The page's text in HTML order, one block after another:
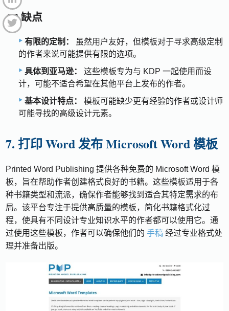
6.2 缺点
有限的定制：
虽然用户友好，但模板对于寻求高级定制
的作者来说可能提供有限的选项。
具体到亚马逊：
这些模板专为与 KDP 一起使用而设
计，可能不适合希望在其他平台上发布的作者。
基本设计特点：
模板可能缺少更有经验的作者或设计师
可能寻找的高级设计元素。
7. 打印 Word 发布 Microsoft Word 模板
Printed Word Publishing 提供各种免费的 Microsoft Word 模
板，旨在帮助作者创建格式良好的书籍。这些模板适用于各
种书籍类型和流派，确保作者能够找到适合其特定需求的布
局。该平台专注于提供高质量的模板，简化书籍格式化过
程，使具有不同设计专业知识水平的作者都可以使用它。通
过使用这些模板，作者可以确保他们的手稿 经过专业格式处
理并准备出版。